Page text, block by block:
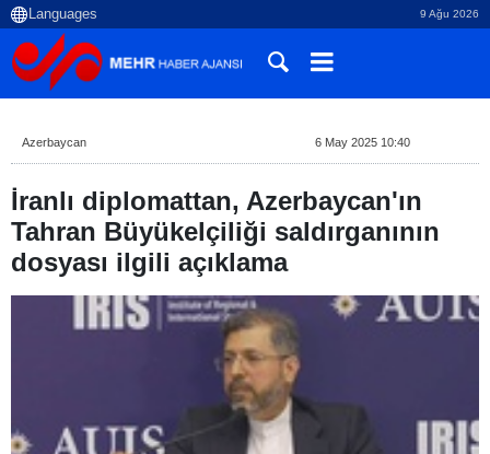
9 Ağu 2026
Azerbaycan 6 May 2025 10:40
İranlı diplomattan, Azerbaycan'ın
Tahran Büyükelçiliği saldırganının
dosyası ilgili açıklama